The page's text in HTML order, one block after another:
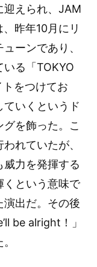
迎えられ、JAM
昨年10月にリ
ーンであり、
いる「TOKYO
をつけてお
ていくというド
を飾った。こ
れていたが、
力を発揮する
くという意味で
演出だ。その後
be alright！」